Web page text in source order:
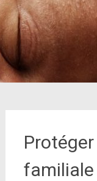
familiale